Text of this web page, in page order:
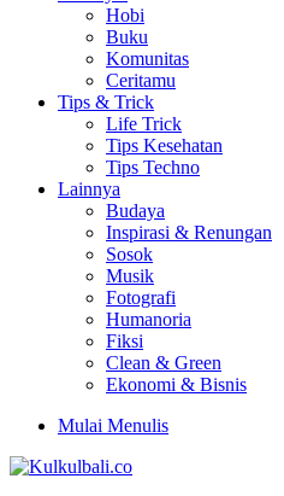
Hobi
Buku
Komunitas
Ceritamu
Tips & Trick
Life Trick
Tips Kesehatan
Tips Techno
Lainnya
Budaya
Inspirasi & Renungan
Sosok
Musik
Fotografi
Humanoria
Fiksi
Clean & Green
Ekonomi & Bisnis
Mulai Menulis